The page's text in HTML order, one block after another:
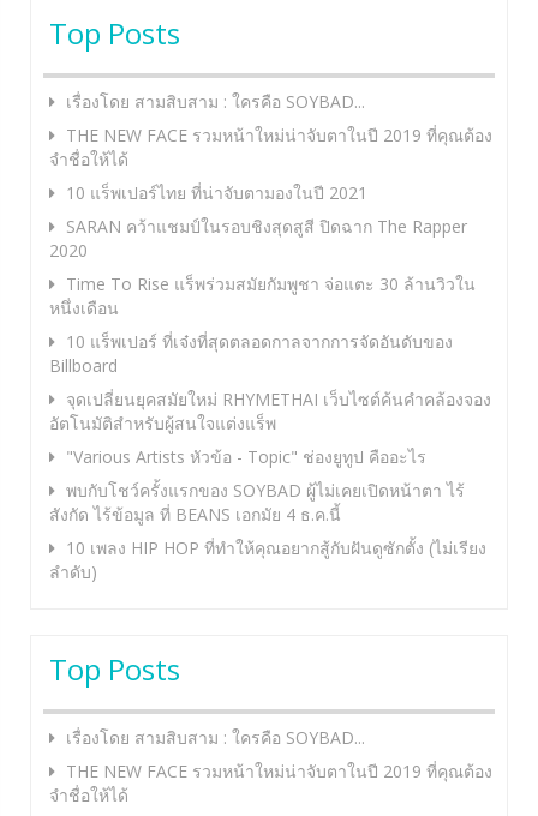
Top Posts
เรื่องโดย สามสิบสาม : ใครคือ SOYBAD...
THE NEW FACE รวมหน้าใหม่น่าจับตาในปี 2019 ที่คุณต้อง
จำชื่อให้ได้
10 แร็พเปอร์ไทย ที่น่าจับตามองในปี 2021
SARAN คว้าแชมป์ในรอบชิงสุดสูสี ปิดฉาก The Rapper
2020
Time To Rise แร็พร่วมสมัยกัมพูชา จ่อแตะ 30 ล้านวิวใน
หนึ่งเดือน
10 แร็พเปอร์ ที่เจ๋งที่สุดตลอดกาลจากการจัดอันดับของ
Billboard
จุดเปลี่ยนยุคสมัยใหม่ RHYMETHAI เว็บไซต์ค้นคำคล้องจอง
อัตโนมัติสำหรับผู้สนใจแต่งแร็พ
"Various Artists หัวข้อ - Topic" ช่องยูทูป คืออะไร
พบกับโชว์ครั้งแรกของ SOYBAD ผู้ไม่เคยเปิดหน้าตา ไร้
สังกัด ไร้ข้อมูล ที่ BEANS เอกมัย 4 ธ.ค.นี้
10 เพลง HIP HOP ที่ทำให้คุณอยากสู้กับฝันดูซักตั้ง (ไม่เรียง
ลำดับ)
Top Posts
เรื่องโดย สามสิบสาม : ใครคือ SOYBAD...
THE NEW FACE รวมหน้าใหม่น่าจับตาในปี 2019 ที่คุณต้อง
จำชื่อให้ได้